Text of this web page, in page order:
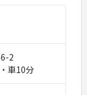
2
車10分